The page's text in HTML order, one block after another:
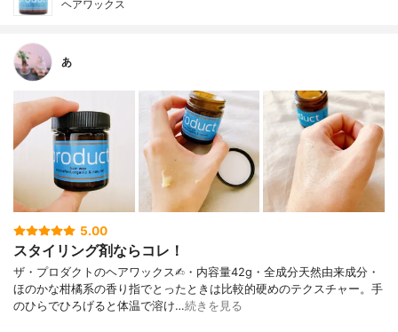
ヘアワックス
あ
5.00
スタイリング剤ならコレ！
ザ・プロダクトのヘアワックス✍︎・内容量42g・全成分天然由来成分・
ほのかな柑橘系の香り指でとったときは比較的硬めのテクスチャー。手
のひらでひろげると体温で溶け…続きを見る